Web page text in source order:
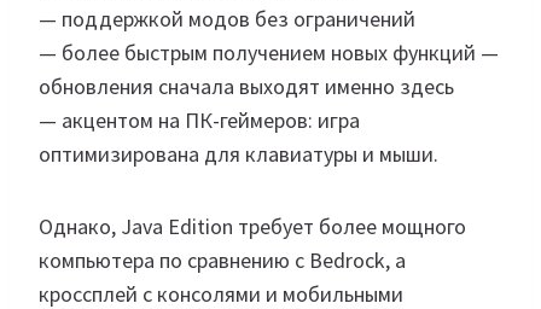
— поддержкой модов без ограничений
— более быстрым получением новых функций —
обновления сначала выходят именно здесь
— акцентом на ПК-геймеров: игра
оптимизирована для клавиатуры и мыши.
Однако, Java Edition требует более мощного
компьютера по сравнению с Bedrock, а
кроссплей с консолями и мобильными